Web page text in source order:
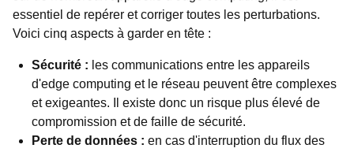
essentiel de repérer et corriger toutes les perturbations.
Voici cinq aspects à garder en tête :
Sécurité : les communications entre les appareils
d'edge computing et le réseau peuvent être complexes
et exigeantes. Il existe donc un risque plus élevé de
compromission et de faille de sécurité.
Perte de données : en cas d'interruption du flux des